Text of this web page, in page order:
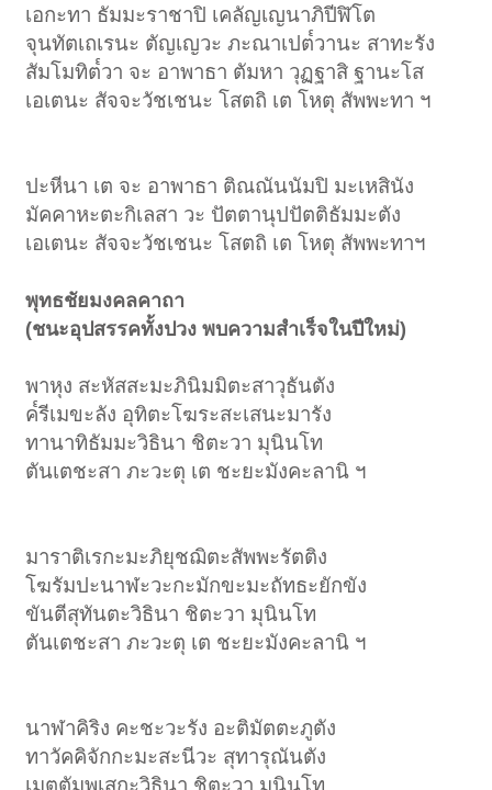
เอกะทา ธัมมะราชาปิ เคลัญเญนาภิปีฬิโต
จุนทัตเถเรนะ ตัญเญวะ ภะณาเปต๎วานะ สาทะรัง
สัมโมทิต๎วา จะ อาพาธา ตัมหา วุฏฐาสิ ฐานะโส
เอเตนะ สัจจะวัชเชนะ โสตถิ เต โหตุ สัพพะทา ฯ
ปะหีนา เต จะ อาพาธา ติณณันนัมปิ มะเหสินัง
มัคคาหะตะกิเลสา วะ ปัตตานุปปัตติธัมมะตัง
เอเตนะ สัจจะวัชเชนะ โสตถิ เต โหตุ สัพพะทาฯ
พุทธชัยมงคลคาถา
(ชนะอุปสรรคทั้งปวง พบความสำเร็จในปีใหม่)
พาหุง สะหัสสะมะภินิมมิตะสาวุธันตัง
ค๎รีเมขะลัง อุทิตะโฆระสะเสนะมารัง
ทานาทิธัมมะวิธินา ชิตะวา มุนินโท
ตันเตชะสา ภะวะตุ เต ชะยะมังคะลานิ ฯ
มาราติเรกะมะภิยุชฌิตะสัพพะรัตติง
โฆรัมปะนาฬะวะกะมักขะมะถัทธะยักขัง
ขันตีสุทันตะวิธินา ชิตะวา มุนินโท
ตันเตชะสา ภะวะตุ เต ชะยะมังคะลานิ ฯ
นาฬาคิริง คะชะวะรัง อะติมัตตะภูตัง
ทาวัคคิจักกะมะสะนีวะ สุทารุณันตัง
เมตตัมพุเสกะวิธินา ชิตะวา มุนินโท